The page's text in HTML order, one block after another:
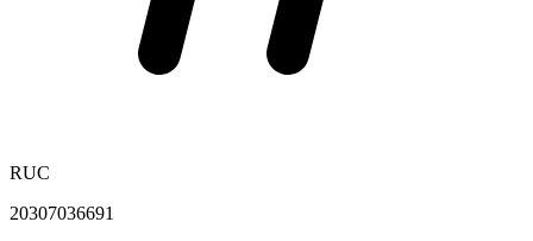
RUC
20307036691